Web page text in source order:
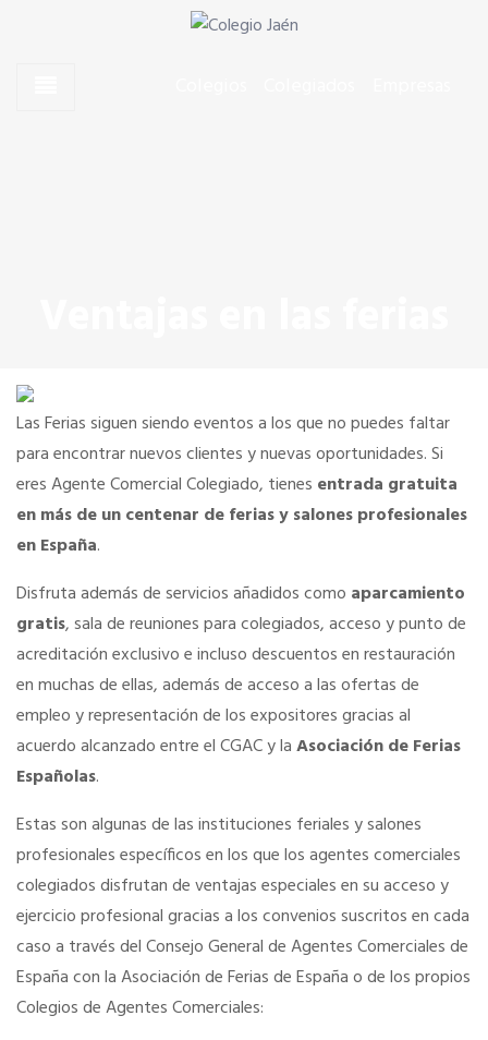
Colegio Jaén
Agentes Comerciales de Jaén
Dónde estamos
SERVICIOS
SERVICIOS EN TU COLEGIO
Si eres mujer o tienes menos de 36…
Curso de Acceso
Formación gratuita
Formación gratuita
Telefonía AC
Título Oficial
Las Ferias siguen siendo eventos a los que no puedes faltar
para encontrar nuevos clientes y nuevas oportunidades. Si
eres Agente Comercial Colegiado, tienes entrada gratuita
en más de un centenar de ferias y salones profesionales
en España.
Disfruta además de servicios añadidos como aparcamiento
gratis, sala de reuniones para colegiados, acceso y punto de
acreditación exclusivo e incluso descuentos en restauración
en muchas de ellas, además de acceso a las ofertas de
empleo y representación de los expositores gracias al
acuerdo alcanzado entre el CGAC y laAsociación de Ferias
Españolas.
Estas son algunas de las instituciones feriales y salones
profesionales específicos en los que los agentes comerciales
colegiados disfrutan de ventajas especiales en su acceso y
ejercicio profesional gracias a los convenios suscritos en cada
caso a través del Consejo General de Agentes Comerciales de
España con la Asociación de Ferias de España o de los propios
Colegios de Agentes Comerciales: